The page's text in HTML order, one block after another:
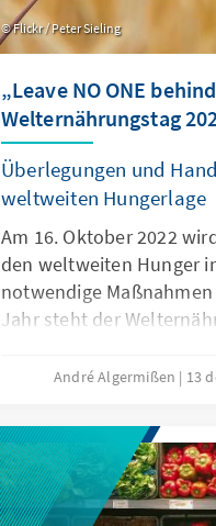
Flickr / Peter Sieling
„Leave NO ONE
Welternährungstag
Überlegungen und
weltweiten Hungerlage
Am 16. Oktober 2022
den weltweiten Hunger
notwendige
Jahr steht der
Agenda 2030. Er kann
besonders stark vom
Kurzum beleuchtet,
besonderen Vorzeichen
langfristige Lösungen
André Algermißen 13